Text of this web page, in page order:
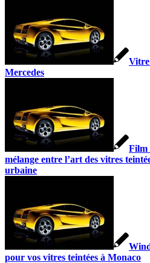
Vitre
Mercedes
Film
mélange entre l’art des vitres
urbaine
pour vos vitres teintées à Monaco